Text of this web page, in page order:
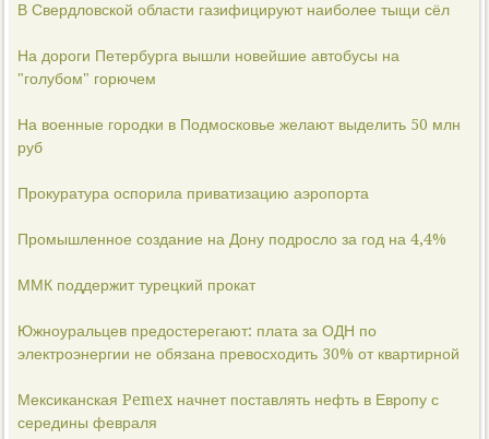
В Свердловской области газифицируют наиболее тыщи сёл
На дороги Петербурга вышли новейшие автобусы на
"голубом" горючем
На военные городки в Подмосковье желают выделить 50 млн
руб
Прокуратура оспорила приватизацию аэропорта
Промышленное создание на Дону подросло за год на 4,4%
ММК поддержит турецкий прокат
Южноуральцев предостерегают: плата за ОДН по
электроэнергии не обязана превосходить 30% от квартирной
Мексиканская Pemex начнет поставлять нефть в Европу с
середины февраля